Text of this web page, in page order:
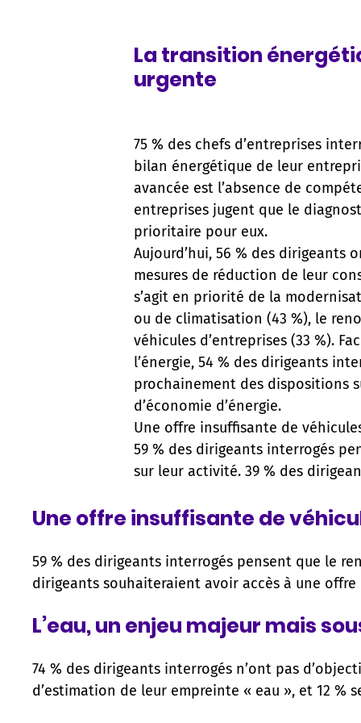
La transition
urgente
75 % des chefs d’entreprises
bilan énergétique de leur
avancée est l’absence de
entreprises jugent que le
prioritaire pour eux.
Aujourd’hui, 56 % des dirigeants
mesures de réduction de leur
s’agit en priorité de la
ou de climatisation (43 %), le
véhicules d’entreprises (33 %).
l’énergie, 54 % des dirigeants
prochainement des dispositions
d’économie d’énergie.
Une offre insuffisante de
59 % des dirigeants interrogés
sur leur activité. 39 % des
Une offre insuffisante de
59 % des dirigeants interrogés pensent que le
dirigeants souhaiteraient avoir accès à une
L’eau, un enjeu majeur mais
74 % des dirigeants interrogés n’ont pas
d’estimation de leur empreinte « eau », et 12